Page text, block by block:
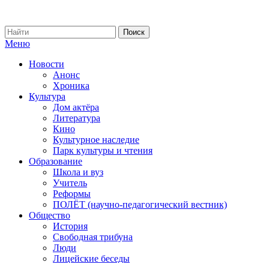
Меню
Новости
Анонс
Хроника
Культура
Дом актёра
Литература
Кино
Культурное наследие
Парк культуры и чтения
Образование
Школа и вуз
Учитель
Реформы
ПОЛЁТ (научно-педагогический вестник)
Общество
История
Свободная трибуна
Люди
Лицейские беседы